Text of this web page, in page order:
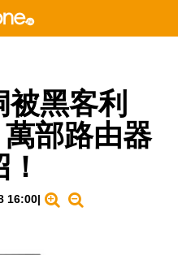
黑客利
部路由器
16:00|